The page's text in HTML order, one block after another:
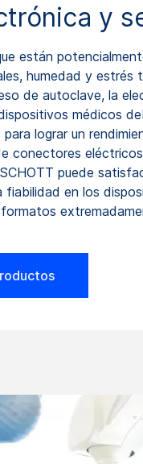
y
están
humedad y estrés
de autoclave, la
médicos
para lograr un
conectores
puede
fiabilidad en los